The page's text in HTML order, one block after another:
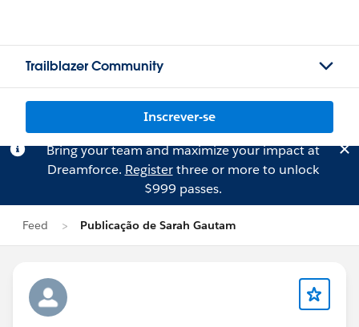
Trailblazer Community
Inscrever-se
Bring your team and maximize your impact at
Dreamforce. Registerthree or more to unlock
$999 passes.
Feed Publicação de Sarah Gautam